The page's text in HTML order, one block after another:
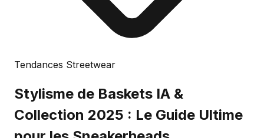
Tendances Streetwear
Stylisme de Baskets IA &
Collection 2025 : Le Guide Ultime